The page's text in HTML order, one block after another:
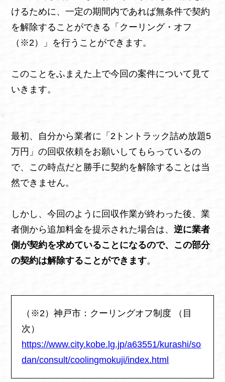
けるために、一定の期間内であれば無条件で契約
を解除することができる「クーリング・オフ
（※2）」を行うことができます。
このことをふまえた上で今回の案件について見て
いきます。
最初、自分から業者に「2トントラック詰め放題5
万円」の回収依頼をお願いしてもらっているの
で、この時点だと勝手に契約を解除することは当
然できません。
しかし、今回のように回収作業が終わった後、業
者側から追加料金を提示された場合は、逆に業者
側が契約を求めていることになるので、この部分
の契約は解除することができます。
（※2）神戸市：クーリングオフ制度 （目
次）
https://www.city.kobe.lg.jp/a63551/kurashi/so
dan/consult/coolingmokuji/index.html